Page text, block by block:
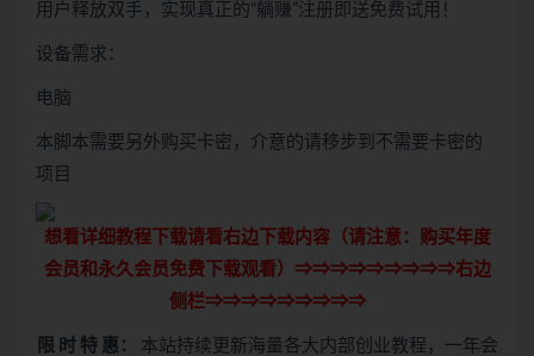
用户释放双手，实现真正的“躺赚”注册即送免费试用！
设备需求：
电脑
本脚本需要另外购买卡密，介意的请移步到不需要卡密的
项目
想看详细教程下载请看右边下载内容（请注意： 购买年度
会员和永久会员免费下载观看）⇒⇒⇒⇒⇒⇒⇒⇒⇒右边
侧栏⇒⇒⇒⇒⇒⇒⇒⇒⇒
限 时 特 惠： 本站持续更新海量各大内部创业教程，一年会